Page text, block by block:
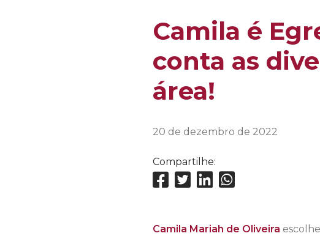
Camila é
conta as
área!
20 de dezembro de 2022
Compartilhe:
Camila Mariah de Oliveira